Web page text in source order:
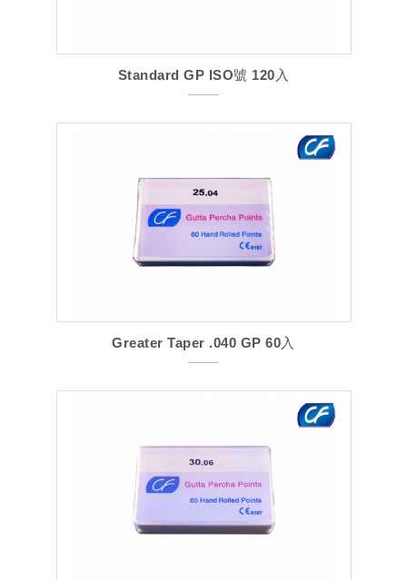
Standard GP ISO號 120入
Greater Taper .040 GP 60入